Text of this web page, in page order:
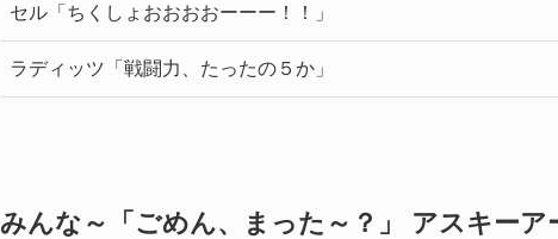
セル「ちくしょおおおおーーー！！」
ラディッツ「戦闘力、たったの５か」
みんな～「ごめん、まった～？」 アスキーア